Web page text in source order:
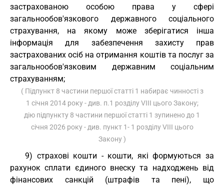
застрахованою особою права у сфері
загальнообов'язкового державного соціального
страхування, на якому може зберігатися інша
інформація для забезпечення захисту прав
застрахованих осіб на отримання коштів та послуг за
загальнообов'язковим державним соціальним
страхуванням;
( Підпункт 8 частини першої статті 1 набирає чинності з
1 січня 2014 року - див. п.1 розділу VIII цього Закону;
дію підпункту 8 частини першої статті 1 зупинено до 1
січня 2026 року - див. пункт 1- 1 розділу VIII цього
Закону )
9) страхові кошти - кошти, які формуються за
рахунок сплати єдиного внеску та надходжень від
фінансових санкцій (штрафів та пені), що